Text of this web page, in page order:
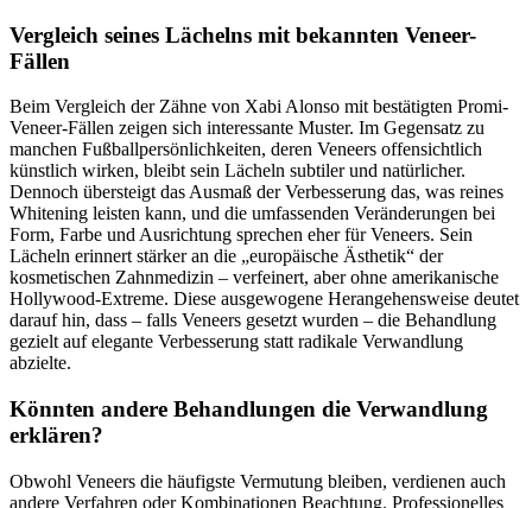
Vergleich seines Lächelns mit bekannten Veneer-
Fällen
Beim Vergleich der Zähne von Xabi Alonso mit bestätigten Promi-
Veneer-Fällen zeigen sich interessante Muster. Im Gegensatz zu
manchen Fußballpersönlichkeiten, deren Veneers offensichtlich
künstlich wirken, bleibt sein Lächeln subtiler und natürlicher.
Dennoch übersteigt das Ausmaß der Verbesserung das, was reines
Whitening leisten kann, und die umfassenden Veränderungen bei
Form, Farbe und Ausrichtung sprechen eher für Veneers. Sein
Lächeln erinnert stärker an die „europäische Ästhetik“ der
kosmetischen Zahnmedizin – verfeinert, aber ohne amerikanische
Hollywood-Extreme. Diese ausgewogene Herangehensweise deutet
darauf hin, dass – falls Veneers gesetzt wurden – die Behandlung
gezielt auf elegante Verbesserung statt radikale Verwandlung
abzielte.
Könnten andere Behandlungen die Verwandlung
erklären?
Obwohl Veneers die häufigste Vermutung bleiben, verdienen auch
andere Verfahren oder Kombinationen Beachtung. Professionelles